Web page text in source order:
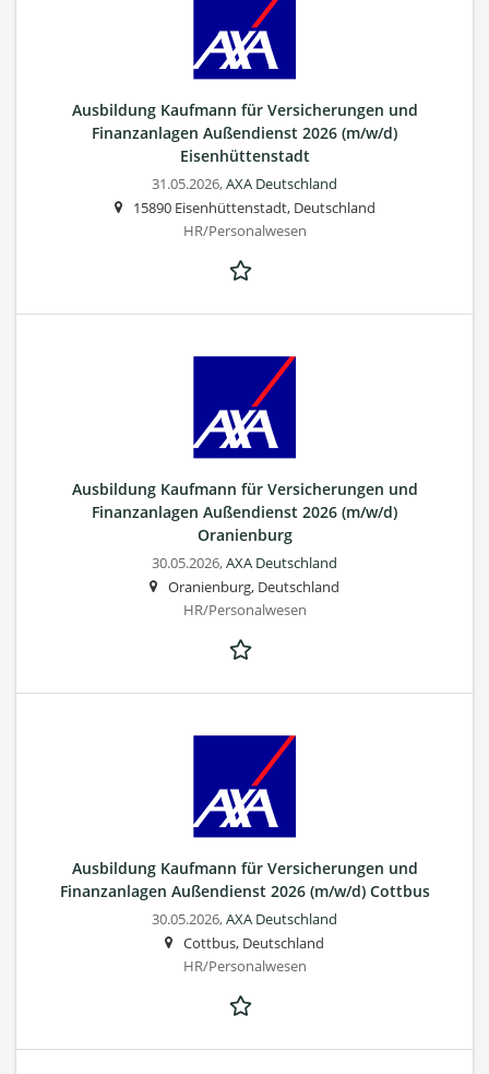
Ausbildung Kaufmann für Versicherungen und
Finanzanlagen Außendienst 2026 (m/w/d)
Eisenhüttenstadt
31.05.2026,AXA Deutschland
15890 Eisenhüttenstadt, Deutschland
HR/Personalwesen
Ausbildung Kaufmann für Versicherungen und
Finanzanlagen Außendienst 2026 (m/w/d)
Oranienburg
30.05.2026,AXA Deutschland
Oranienburg, Deutschland
HR/Personalwesen
Ausbildung Kaufmann für Versicherungen und
Finanzanlagen Außendienst 2026 (m/w/d) Cottbus
30.05.2026,AXA Deutschland
Cottbus, Deutschland
HR/Personalwesen